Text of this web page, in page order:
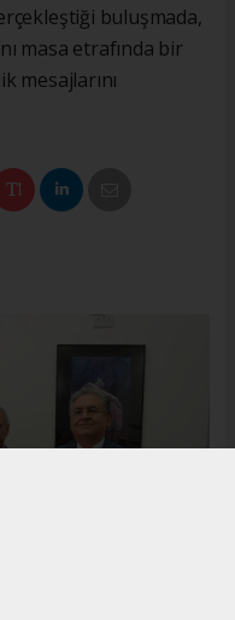
buluşmada,
masa etrafında bir
mesajlarını